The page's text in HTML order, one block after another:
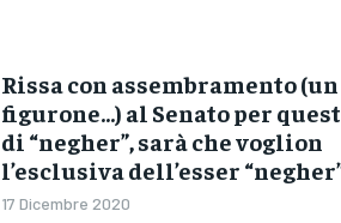
Rissa con assembramento (un
figurone…) al Senato per
di “negher”, sarà che voglion
l’esclusiva dell’esser
17 Dicembre 2020